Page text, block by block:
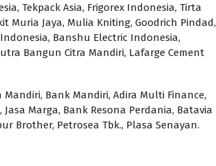
Tekpack Asia, Frigorex Indonesia, Tirta
Muria Jaya, Mulia Kniting, Goodrich Pindad,
Banshu Electric Indonesia,
Bangun Citra Mandiri, Lafarge Cement
Bank Mandiri, Adira Multi Finance,
Jasa Marga, Bank Resona Perdania, Batavia
Brother, Petrosea Tbk., Plasa Senayan.